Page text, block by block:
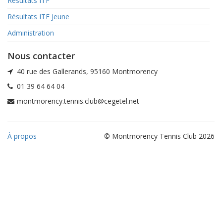
Résultats ITF Jeune
Administration
Nous contacter
40 rue des Gallerands, 95160 Montmorency
01 39 64 64 04
montmorency.tennis.club@cegetel.net
À propos © Montmorency Tennis Club 2026